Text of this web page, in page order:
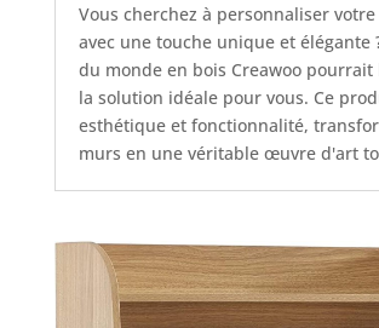
Vous cherchez à personnaliser votre
avec une touche unique et élégante
du monde en bois Creawoo
la solution idéale pour vous. Ce
esthétique et fonctionnalité,
murs en une véritable œuvre d'art